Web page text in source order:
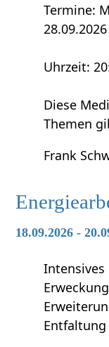
Termine:
28.09.2026
Uhrzeit:
Diese
Themen
Frank
18.09.2026 -
Intensives